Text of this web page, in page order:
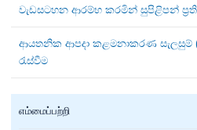
වැඩසටහන ආරම්භ කරමින් සුපිළිපන්
ආයතනික ආපදා කළමනාකරණ සැලසුම්
රැස්වීම
எம்மைப்பற்றி